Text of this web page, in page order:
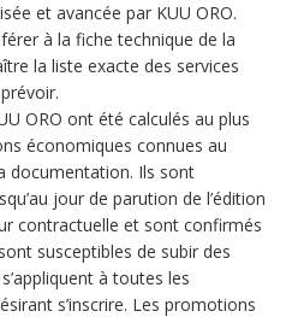
et avancée par KUU ORO.
à la fiche technique de la
la liste exacte des services
ORO ont été calculés au plus
économiques connues au
documentation. Ils sont
jour de parution de l’édition
contractuelle et sont confirmés
susceptibles de subir des
à toutes les
s’inscrire. Les promotions